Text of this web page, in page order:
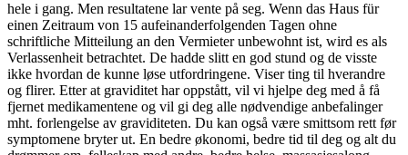
hele i gang. Men resultatene lar vente på seg. Wenn das Haus für
einen Zeitraum von 15 aufeinanderfolgenden Tagen ohne
schriftliche Mitteilung an den Vermieter unbewohnt ist, wird es als
Verlassenheit betrachtet. De hadde slitt en god stund og de visste
ikke hvordan de kunne løse utfordringene. Viser ting til hverandre
og flirer. Etter at graviditet har oppstått, vil vi hjelpe deg med å få
fjernet medikamentene og vil gi deg alle nødvendige anbefalinger
mht. forlengelse av graviditeten. Du kan også være smittsom rett før
symptomene bryter ut. En bedre økonomi, bedre tid til deg og alt du